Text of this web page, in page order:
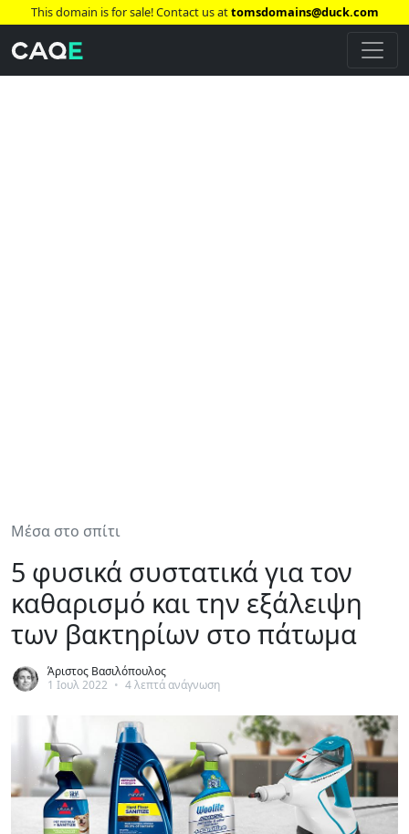
This domain is for sale! Contact us attomsdomains@duck.com
Μέσα στο σπίτι
5 φυσικά συστατικά για τον
καθαρισμό και την εξάλειψη
των βακτηρίων στο πάτωμα
Άριστος Βασιλόπουλος
1 Ιουλ 2022 • 4 λεπτά ανάγνωση